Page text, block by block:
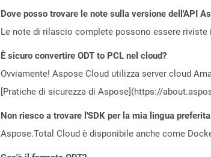
Dove posso trovare le note sulla versione dell'API
Le note di rilascio complete possono essere riviste
È sicuro convertire ODT to PCL nel cloud?
Ovviamente! Aspose Cloud utilizza server cloud
[Pratiche di sicurezza di Aspose](https://
Non riesco a trovare l'SDK per la mia lingua
Aspose.Total Cloud è disponibile anche come